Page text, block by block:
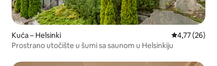
Kuća – Helsinki Prosječna
4,77 (26)
Prostrano utočište u šumi sa saunom u Helsinkiju